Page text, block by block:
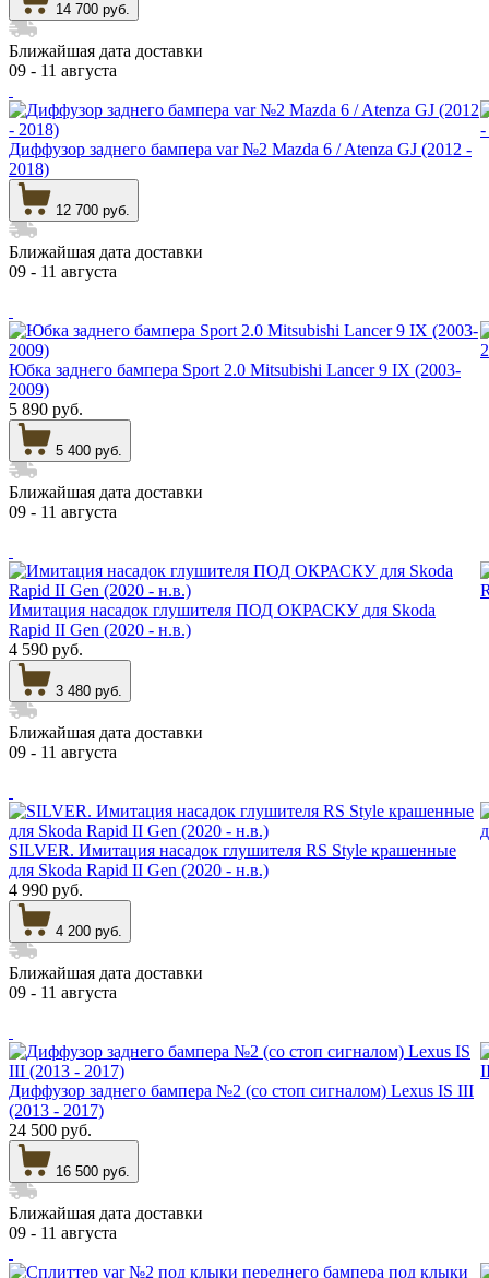
14 700 руб.
Ближайшая дата доставки
09 - 11 августа
Диффузор заднего бампера var №2 Mazda 6 / Atenza GJ (2012 -
2018)
12 700 руб.
Ближайшая дата доставки
09 - 11 августа
Юбка заднего бампера Sport 2.0 Mitsubishi Lancer 9 IX (2003-
2009)
5 890 руб.
5 400 руб.
Ближайшая дата доставки
09 - 11 августа
Имитация насадок глушителя ПОД ОКРАСКУ для Skoda
Rapid II Gen (2020 - н.в.)
4 590 руб.
3 480 руб.
Ближайшая дата доставки
09 - 11 августа
SILVER. Имитация насадок глушителя RS Style крашенные
для Skoda Rapid II Gen (2020 - н.в.)
4 990 руб.
4 200 руб.
Ближайшая дата доставки
09 - 11 августа
Диффузор заднего бампера №2 (со стоп сигналом) Lexus IS III
(2013 - 2017)
24 500 руб.
16 500 руб.
Ближайшая дата доставки
09 - 11 августа